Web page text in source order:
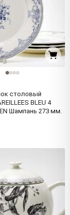
столовый
BLEU 4
Шампань 273 мм.